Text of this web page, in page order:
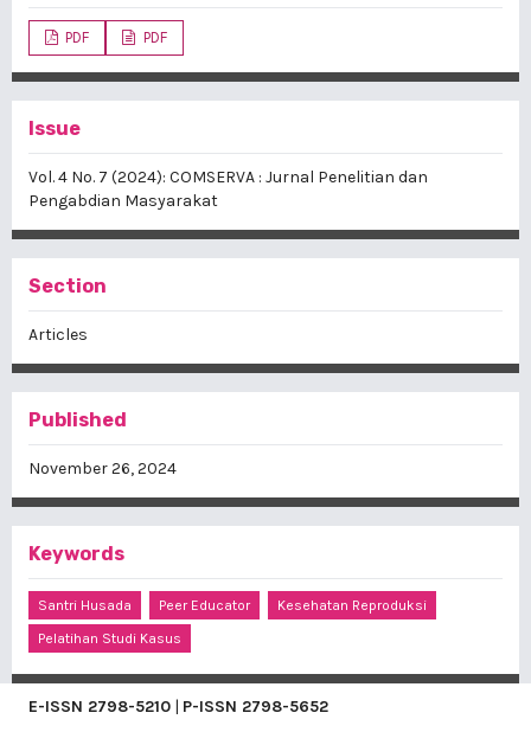
PDF PDF
Issue
Vol. 4 No. 7 (2024): COMSERVA : Jurnal Penelitian dan
Pengabdian Masyarakat
Section
Articles
Published
November 26, 2024
Keywords
Santri Husada Peer Educator
Kesehatan Reproduksi
Pelatihan Studi Kasus
E-ISSN 2798-5210 | P-ISSN 2798-5652